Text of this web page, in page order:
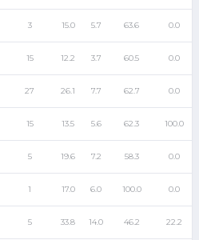
3 15.0 5.7 63.6 0.0
15 12.2 3.7 60.5 0.0
27 26.1 7.7 62.7 0.0
15 13.5 5.6 62.3 100.0
5 19.6 7.2 58.3 0.0
1 17.0 6.0 100.0 0.0
5 33.8 14.0 46.2 22.2